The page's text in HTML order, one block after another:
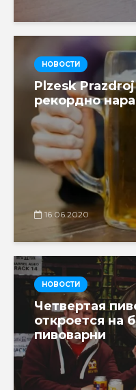
НОВОСТИ
Plzesk
рекордно
16.06.2020
НОВОСТИ
Четвертая
откроется на
пивоварни